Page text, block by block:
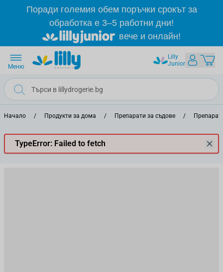
Прескачане към съдържанието
Поради големия обем поръчки срокът за
обработка е 3–5 работни дни!
вече и онлайн!
Lilly
Junior
Меню
Начало / Продукти за дома / Препарати за съдове /
TypeError: Failed to fetch